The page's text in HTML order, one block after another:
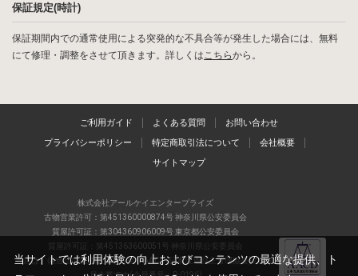
保証規定(時計)
保証期間内での通常使用による突発的な不具合等が発生した場合には、無料
にて修理・調整をさせて頂きます。詳しくはこちらから。
ご利用ガイド よくある質問 お問い合わせ
プライバシーポリシー 特定商取引法について 会社概要
サイトマップ
株式会社アールケイエンタープライズ
古物営業許可：第451360000874号 神奈川県公安委員会
質屋許可証：第304360906009号 東京都公安委員会
質屋許可証：第451363600051号 神奈川県公安委員会
当店は、偽造品の流通防止を目指すAACD(日本流通自主管理協会)の正会
当サイトでは利用体験の向上およびコンテンツの最適な提供、ト